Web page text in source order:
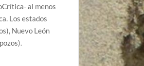
al menos
Los estados
Nuevo León